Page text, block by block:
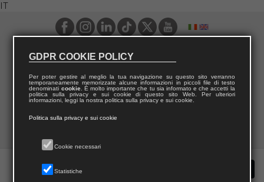
IT
GDPR COOKIE POLICY
Per poter gestire al meglio la tua navigazione su questo sito verranno
temporaneamente memorizzate alcune informazioni in piccoli file di testo
denominati cookie. È molto importante che tu sia informato e che accetti la
politica sulla privacy e sui cookie di questo sito Web. Per ulteriori
informazioni, leggi la nostra politica sulla privacy e sui cookie.
Politica sulla privacy e sui cookie
Cookie necessari
Statistiche